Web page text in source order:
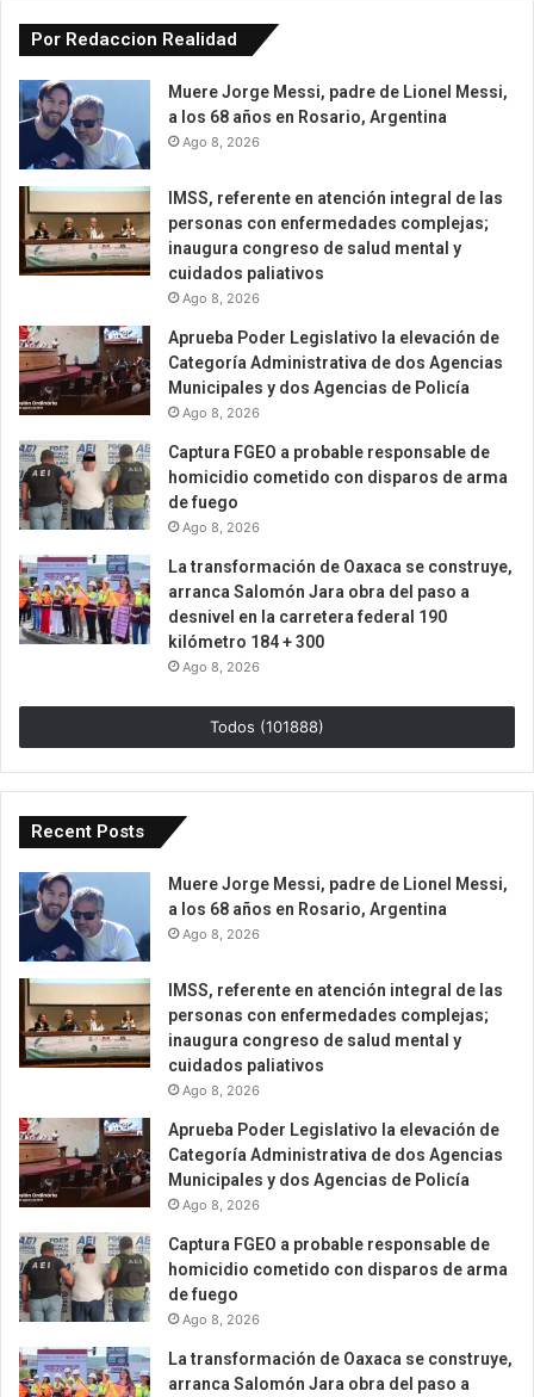
Por Redaccion Realidad
Muere Jorge Messi, padre de Lionel Messi,
a los 68 años en Rosario, Argentina
Ago 8, 2026
IMSS, referente en atención integral de las
personas con enfermedades complejas;
inaugura congreso de salud mental y
cuidados paliativos
Ago 8, 2026
Aprueba Poder Legislativo la elevación de
Categoría Administrativa de dos Agencias
Municipales y dos Agencias de Policía
Ago 8, 2026
Captura FGEO a probable responsable de
homicidio cometido con disparos de arma
de fuego
Ago 8, 2026
La transformación de Oaxaca se construye,
arranca Salomón Jara obra del paso a
desnivel en la carretera federal 190
kilómetro 184 + 300
Ago 8, 2026
Todos (101888)
Recent Posts
Muere Jorge Messi, padre de Lionel Messi,
a los 68 años en Rosario, Argentina
Ago 8, 2026
IMSS, referente en atención integral de las
personas con enfermedades complejas;
inaugura congreso de salud mental y
cuidados paliativos
Ago 8, 2026
Aprueba Poder Legislativo la elevación de
Categoría Administrativa de dos Agencias
Municipales y dos Agencias de Policía
Ago 8, 2026
Captura FGEO a probable responsable de
homicidio cometido con disparos de arma
de fuego
Ago 8, 2026
La transformación de Oaxaca se construye,
arranca Salomón Jara obra del paso a